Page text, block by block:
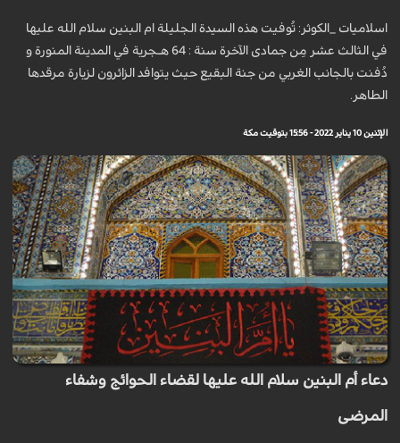
اسلاميات _الكوثر: تُوفيت هذه السيدة الجليلة ام البنين سلام الله عليها
في الثالث عشر مِن جمادى الآخرة سنة : 64 هـجرية في المدينة المنورة و
دُفنت بالجانب الغربي من جنة البقيع حيث يتوافد الزائرون لزيارة مرقدها
الطاهر.
الإثنين 10 يناير 2022 - 15:56 بتوقيت مكة
دعاء أم البنين سلام الله عليها لقضاء الحوائج وشفاء
المرضى